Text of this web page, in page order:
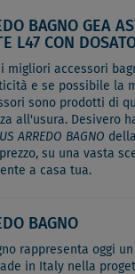
BAGNO GEA
L47 CON
migliori accessori
e se possibile la
sono prodotti di
all'usura. Desivero
ARREDO BAGNO
su una vasta
a casa tua.
BAGNO
rappresenta oggi
in Italy nella